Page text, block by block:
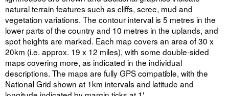
natural terrain features such as cliffs, scree, mud and
vegetation variations. The contour interval is 5 metres in the
lower parts of the country and 10 metres in the uplands, and
spot heights are marked. Each map covers an area of 30 x
20km (i.e. approx. 19 x 12 miles), with some double-sided
maps covering more, as indicated in the individual
descriptions. The maps are fully GPS compatible, with the
National Grid shown at 1km intervals and latitude and